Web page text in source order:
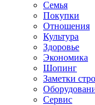
Семья
Покупки
Отношения
Культура
Здоровье
Экономика
Шопинг
Заметки
Сервис